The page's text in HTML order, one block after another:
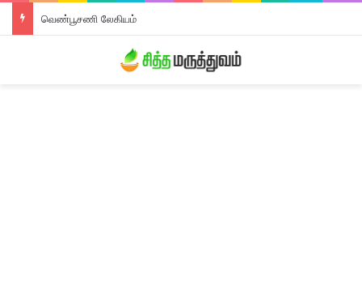
வெண்பூசணி லேகியம்